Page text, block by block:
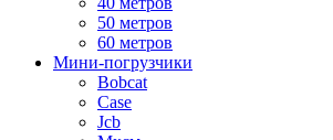
50 метров
60 метров
Мини-погрузчики
Bobcat
Case
Jcb